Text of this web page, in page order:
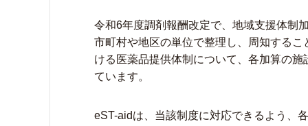
令和6年度調剤報酬改定で、地域支援体制
市町村や地区の単位で整理し、周知する
ける医薬品提供体制について、各加算の
ています。
eST-aidは、当該制度に対応できるよう、